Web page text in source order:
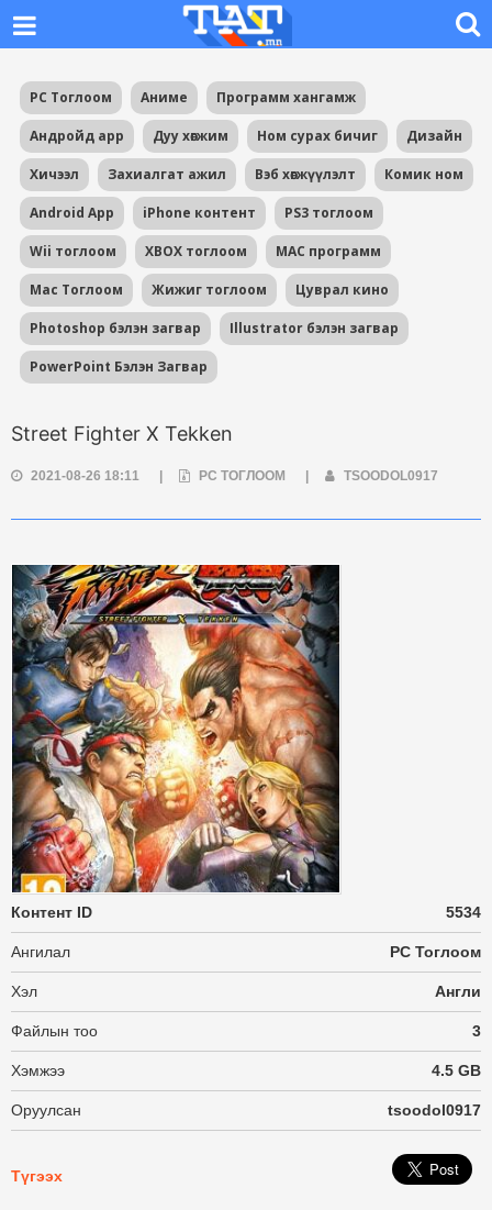
PC Тоглоом Аниме Программ хангамж
Андройд app Дуу хөгжим Ном сурах бичиг Дизайн
Хичээл Захиалгат ажил Вэб хөгжүүлэлт Комик ном
Android App iPhone контент PS3 тоглоом
Wii тоглоом XBOX тоглоом MAC программ
Mac Тоглоом Жижиг тоглоом Цуврал кино
Photoshop бэлэн загвар Illustrator бэлэн загвар
PowerPoint Бэлэн Загвар
Street Fighter X Tekken
2021-08-26 18:11 PC ТОГЛООМ TSOODOL0917
Контент ID 5534
Ангилал PC Тоглоом
Хэл Англи
Файлын тоо 3
Хэмжээ 4.5 GB
Оруулсан tsoodol0917
Түгээх